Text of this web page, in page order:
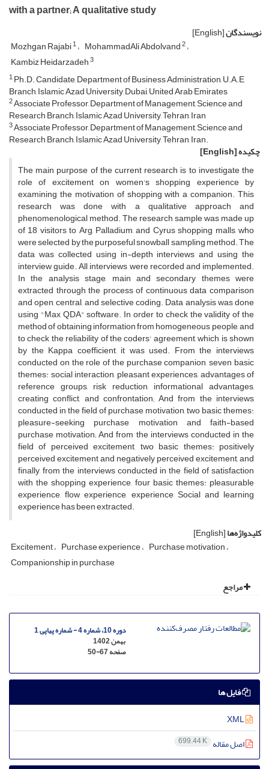
with a partner; A qualitative study
نویسندگان[English]
Mozhgan Rajabi1 MohammadAli Abdolvand2
Kambiz Heidarzadeh3
1Ph.D. Candidate, Department of Business Administration, U.A.E
Branch, Islamic Azad University, Dubai, United Arab Emirates
2Associate Professor, Department of Management, Science and
Research Branch, Islamic Azad University, Tehran, Iran
3Associate Professor, Department of Management, Science and
Research Branch, Islamic Azad University, Tehran, Iran.
چکیده[English]
The main purpose of the current research is to investigate the
role of excitement on women's shopping experience by
examining the motivation of shopping with a companion. This
research was done with a qualitative approach and
phenomenological method. The research sample was made up
of 18 visitors to Arg, Palladium, and Cyrus shopping malls, who
were selected by the purposeful snowball sampling method. The
data was collected using in-depth interviews and using the
interview guide. All interviews were recorded and implemented.
In the analysis stage, main and secondary themes were
extracted through the process of continuous data comparison
and open, central, and selective coding. Data analysis was done
using "Max QDA" software. In order to check the validity of the
method of obtaining information from homogeneous people, and
to check the reliability of the coders' agreement, which is shown
by the Kappa coefficient, it was used. From the interviews
conducted on the role of the purchase companion, seven basic
themes: social interaction, pleasant experiences, advantages of
reference groups, risk reduction, informational advantages,
creating conflict, and confrontation; And from the interviews
conducted in the field of purchase motivation, two basic themes:
pleasure-seeking purchase motivation and faith-based
purchase motivation; And from the interviews conducted in the
field of perceived excitement, two basic themes: positively
perceived excitement and negatively perceived excitement, and
finally, from the interviews conducted in the field of satisfaction
with the shopping experience, four basic themes: pleasurable
experience, flow experience, experience Social and learning
experience has been extracted.
کلیدواژه‌ها[English]
Excitement Purchase experience Purchase motivation
Companionship in purchase
مراجع
دوره 10، شماره 4 - شماره پیاپی 1
بهمن 1402
صفحه50-67
فایل ها
اصل مقاله 699.44 K